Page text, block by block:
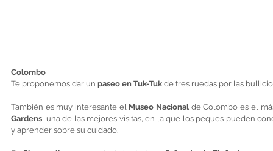
Colombo
Te proponemos dar un paseo en Tuk-Tuk de tres ruedas por las
También es muy interesante el Museo Nacional de Colombo es el
Gardens, una de las mejores visitas, en la que los peques pueden
y aprender sobre su cuidado.